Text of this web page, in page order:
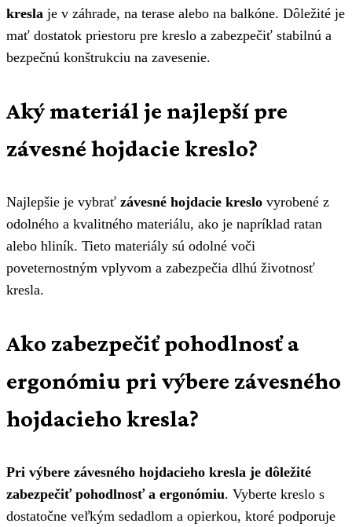
kresla je v záhrade, na terase alebo na balkóne. Dôležité je
mať dostatok priestoru pre kreslo a zabezpečiť stabilnú a
bezpečnú konštrukciu na zavesenie.
Aký materiál je najlepší pre
závesné hojdacie kreslo?
Najlepšie je vybrať závesné hojdacie kreslo vyrobené z
odolného a kvalitného materiálu, ako je napríklad ratan
alebo hliník. Tieto materiály sú odolné voči
poveternostným vplyvom a zabezpečia dlhú životnosť
kresla.
Ako zabezpečiť pohodlnosť a
ergonómiu pri výbere závesného
hojdacieho kresla?
Pri výbere závesného hojdacieho kresla je dôležité
zabezpečiť pohodlnosť a ergonómiu. Vyberte kreslo s
dostatočne veľkým sedadlom a opierkou, ktoré podporuje